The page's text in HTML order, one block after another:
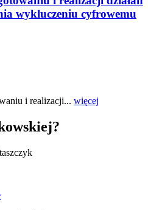
wykluczeniu cyfrowemu
i realizacji... więcej